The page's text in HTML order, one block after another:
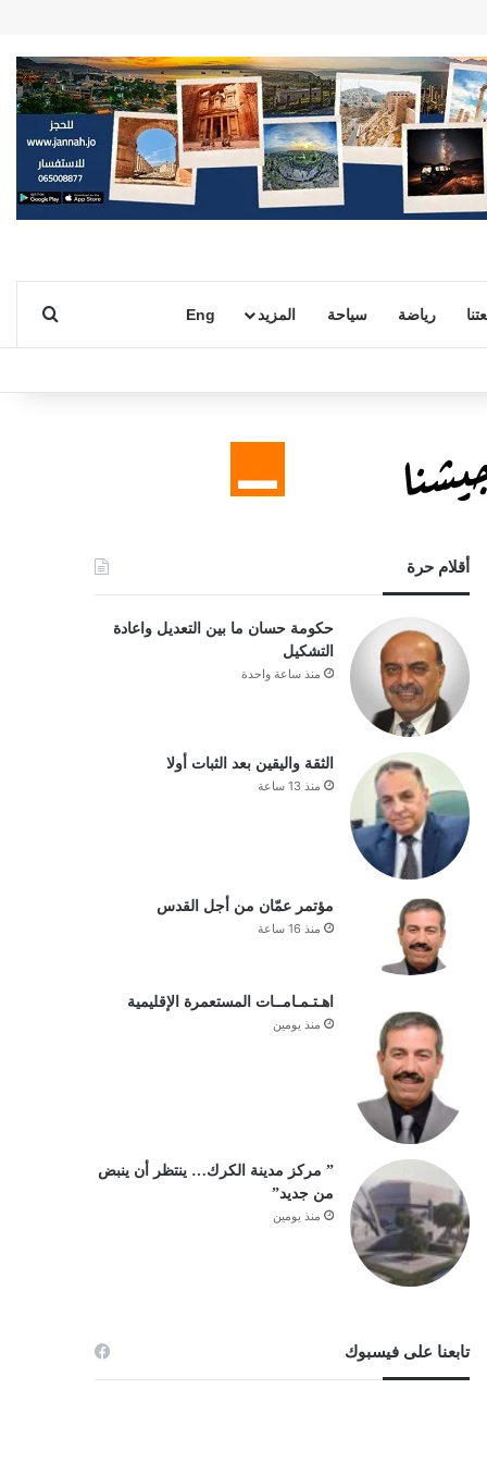
رياضة سياحة المزيد Eng بحث
أقلام حرة
حكومة حسان ما بين التعديل واعادة
التشكيل
منذ ساعة واحدة
الثقة واليقين بعد الثبات أولا
منذ 13 ساعة
مؤتمر عمّان من أجل القدس
منذ 16 ساعة
اهـتـمـامــات المستعمرة الإقليمية
منذ يومين
” مركز مدينة الكرك… ينتظر أن ينبض
من جديد”
منذ يومين
تابعنا على فيسبوك